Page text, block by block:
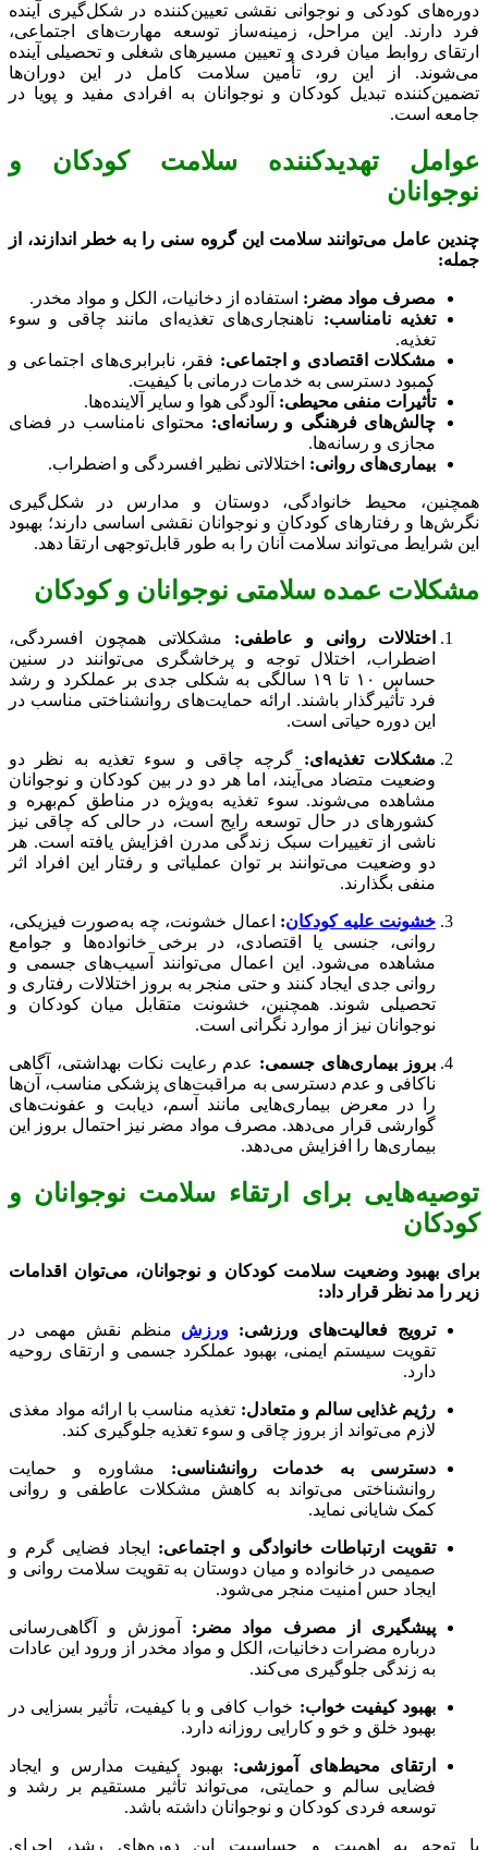
دوره‌های کودکی و نوجوانی نقشی تعیین‌کننده در شکل‌گیری آینده
فرد دارند. این مراحل، زمینه‌ساز توسعه مهارت‌های اجتماعی،
ارتقای روابط میان فردی و تعیین مسیرهای شغلی و تحصیلی آینده
می‌شوند. از این رو، تأمین سلامت کامل در این دوران‌ها
تضمین‌کننده تبدیل کودکان و نوجوانان به افرادی مفید و پویا در
جامعه است.
عوامل تهدیدکننده سلامت کودکان و
نوجوانان
چندین عامل می‌توانند سلامت این گروه سنی را به خطر اندازند، از
جمله:
مصرف مواد مضر: استفاده از دخانیات، الکل و مواد مخدر.
تغذیه نامناسب: ناهنجاری‌های تغذیه‌ای مانند چاقی و سوء
تغذیه.
مشکلات اقتصادی و اجتماعی: فقر، نابرابری‌های اجتماعی و
کمبود دسترسی به خدمات درمانی با کیفیت.
تأثیرات منفی محیطی: آلودگی هوا و سایر آلاینده‌ها.
چالش‌های فرهنگی و رسانه‌ای: محتوای نامناسب در فضای
مجازی و رسانه‌ها.
بیماری‌های روانی: اختلالاتی نظیر افسردگی و اضطراب.
همچنین، محیط خانوادگی، دوستان و مدارس در شکل‌گیری
نگرش‌ها و رفتارهای کودکان و نوجوانان نقشی اساسی دارند؛ بهبود
این شرایط می‌تواند سلامت آنان را به طور قابل‌توجهی ارتقا دهد.
مشکلات عمده سلامتی نوجوانان و کودکان
اختلالات روانی و عاطفی: مشکلاتی همچون افسردگی،
اضطراب، اختلال توجه و پرخاشگری می‌توانند در سنین
حساس ۱۰ تا ۱۹ سالگی به شکلی جدی بر عملکرد و رشد
فرد تأثیرگذار باشند. ارائه حمایت‌های روانشناختی مناسب در
این دوره حیاتی است.
مشکلات تغذیه‌ای: گرچه چاقی و سوء تغذیه به نظر دو
وضعیت متضاد می‌آیند، اما هر دو در بین کودکان و نوجوانان
مشاهده می‌شوند. سوء تغذیه به‌ویژه در مناطق کم‌بهره و
کشورهای در حال توسعه رایج است، در حالی که چاقی نیز
ناشی از تغییرات سبک زندگی مدرن افزایش یافته است. هر
دو وضعیت می‌توانند بر توان عملیاتی و رفتار این افراد اثر
منفی بگذارند.
خشونت علیه کودکان:
اعمال خشونت، چه به‌صورت فیزیکی،
روانی، جنسی یا اقتصادی، در برخی خانواده‌ها و جوامع
مشاهده می‌شود. این اعمال می‌توانند آسیب‌های جسمی و
روانی جدی ایجاد کنند و حتی منجر به بروز اختلالات رفتاری و
تحصیلی شوند. همچنین، خشونت متقابل میان کودکان و
نوجوانان نیز از موارد نگرانی است.
بروز بیماری‌های جسمی: عدم رعایت نکات بهداشتی، آگاهی
ناکافی و عدم دسترسی به مراقبت‌های پزشکی مناسب، آن‌ها
را در معرض بیماری‌هایی مانند آسم، دیابت و عفونت‌های
گوارشی قرار می‌دهد. مصرف مواد مضر نیز احتمال بروز این
بیماری‌ها را افزایش می‌دهد.
توصیه‌هایی برای ارتقاء سلامت نوجوانان و
کودکان
برای بهبود وضعیت سلامت کودکان و نوجوانان، می‌توان اقدامات
زیر را مد نظر قرار داد:
ترویج فعالیت‌های ورزشی: ورزش منظم نقش مهمی در
تقویت سیستم ایمنی، بهبود عملکرد جسمی و ارتقای روحیه
دارد.
رژیم غذایی سالم و متعادل: تغذیه مناسب با ارائه مواد مغذی
لازم می‌تواند از بروز چاقی و سوء تغذیه جلوگیری کند.
دسترسی به خدمات روانشناسی: مشاوره و حمایت
روانشناختی می‌تواند به کاهش مشکلات عاطفی و روانی
کمک شایانی نماید.
تقویت ارتباطات خانوادگی و اجتماعی:
ایجاد فضایی گرم و
صمیمی در خانواده و میان دوستان به تقویت سلامت روانی و
ایجاد حس امنیت منجر می‌شود.
پیشگیری از مصرف مواد مضر:
آموزش و آگاهی‌رسانی
درباره مضرات دخانیات، الکل و مواد مخدر از ورود این عادات
به زندگی جلوگیری می‌کند.
بهبود کیفیت خواب: خواب کافی و با کیفیت، تأثیر بسزایی در
بهبود خلق و خو و کارایی روزانه دارد.
ارتقای محیط‌های آموزشی: بهبود کیفیت مدارس و ایجاد
فضایی سالم و حمایتی، می‌تواند تأثیر مستقیم بر رشد و
توسعه فردی کودکان و نوجوانان داشته باشد.
با توجه به اهمیت و حساسیت این دوره‌های رشد، اجرای